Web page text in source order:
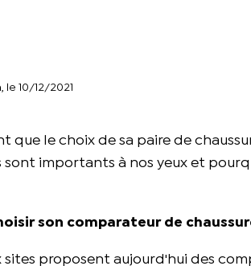
, le 10/12/2021
que le choix de sa paire de
sont importants à nos yeux et
son comparateur de
sites proposent aujourd'hui des